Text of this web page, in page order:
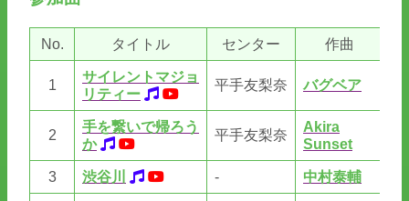
No. タイトル センター 作曲
1
サイレントマジョ
リティー
平手友梨奈 バグベア
2
手を繋いで帰ろう
か
平手友梨奈
Akira
Sunset
3 渋谷川 - 中村泰輔